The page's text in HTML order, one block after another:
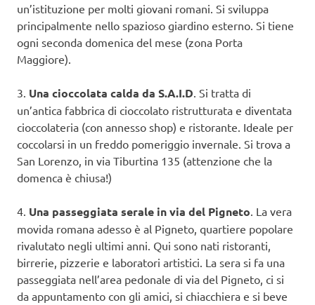
un’istituzione per molti giovani romani. Si sviluppa
principalmente nello spazioso giardino esterno. Si tiene
ogni seconda domenica del mese (zona Porta
Maggiore).
3. Una cioccolata calda da S.A.I.D. Si tratta di
un’antica fabbrica di cioccolato ristrutturata e diventata
cioccolateria (con annesso shop) e ristorante. Ideale per
coccolarsi in un freddo pomeriggio invernale. Si trova a
San Lorenzo, in via Tiburtina 135 (attenzione che la
domenca è chiusa!)
4. Una passeggiata serale in via del Pigneto. La vera
movida romana adesso è al Pigneto, quartiere popolare
rivalutato negli ultimi anni. Qui sono nati ristoranti,
birrerie, pizzerie e laboratori artistici. La sera si fa una
passeggiata nell’area pedonale di via del Pigneto, ci si
da appuntamento con gli amici, si chiacchiera e si beve